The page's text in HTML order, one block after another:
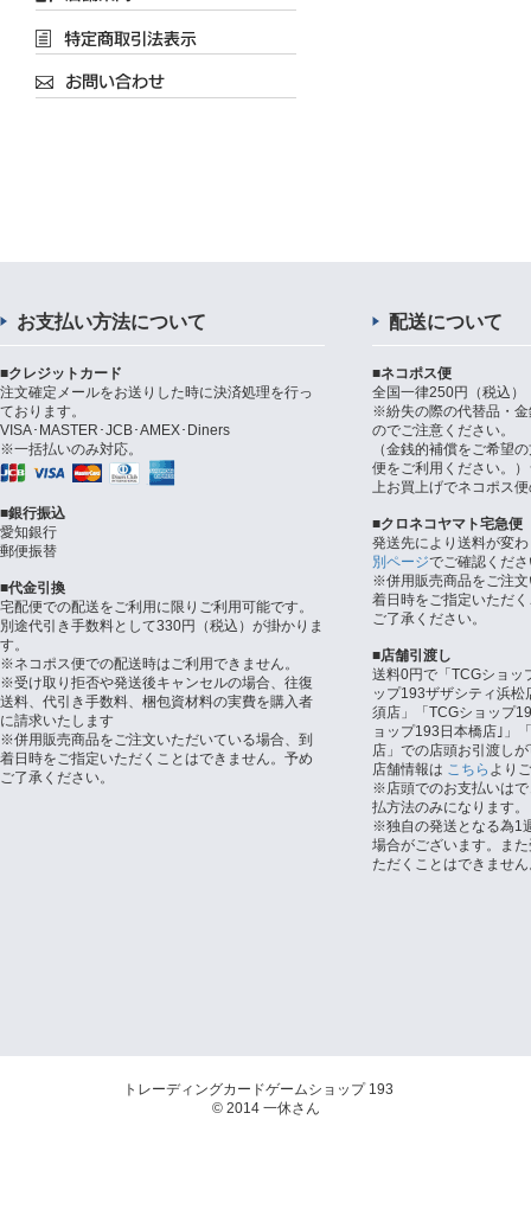
お支払い方法について
■クレジットカード
注文確定メールをお送りした時に決済処理を行っ
ております。
VISA･MASTER･JCB･AMEX･Diners
※一括払いのみ対応。
■銀行振込
愛知銀行
郵便振替
■代金引換
宅配便での配送をご利用に限りご利用可能です。
別途代引き手数料として330円（税込）が掛かりま
す。
※ネコポス便での配送時はご利用できません。
※受け取り拒否や発送後キャンセルの場合、往復
送料、代引き手数料、梱包資材料の実費を購入者
に請求いたします
※併用販売商品をご注文いただいている場合、到
着日時をご指定いただくことはできません。予め
ご了承ください。
配送について
■ネコポス便
全国一律250円（税込）
※紛失の際の代替品・
のでご注意ください。
（金銭的補償をご希望
便をご利用ください。
上お買上げでネコポス
■クロネコヤマト宅急便
発送先により送料が変
別ページでご確認くだ
※併用販売商品をご注
着日時をご指定いただ
ご了承ください。
■店舗引渡し
送料0円で「TCGショッ
ップ193ザザシティ浜
須店」「TCGショップ
ョップ193日本橋店｣」
店」での店頭お引渡し
店舗情報は こちら より
※店頭でのお支払いは
払方法のみになります。
※独自の発送となる為1
場合がございます。ま
ただくことはできませ
トレーディングカードゲームショップ 193
© 2014 一休さん